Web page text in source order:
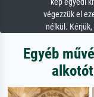
végezzük el
nélkül.
Egyéb